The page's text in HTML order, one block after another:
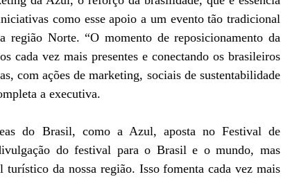
como esse apoio a um evento tão tradicional
região Norte. “O momento de reposicionamento da
cada vez mais presentes e conectando os brasileiros
com ações de marketing, sociais de sustentabilidade
a executiva.
do Brasil, como a Azul, aposta no Festival de
do festival para o Brasil e o mundo, mas
da nossa região. Isso fomenta cada vez mais